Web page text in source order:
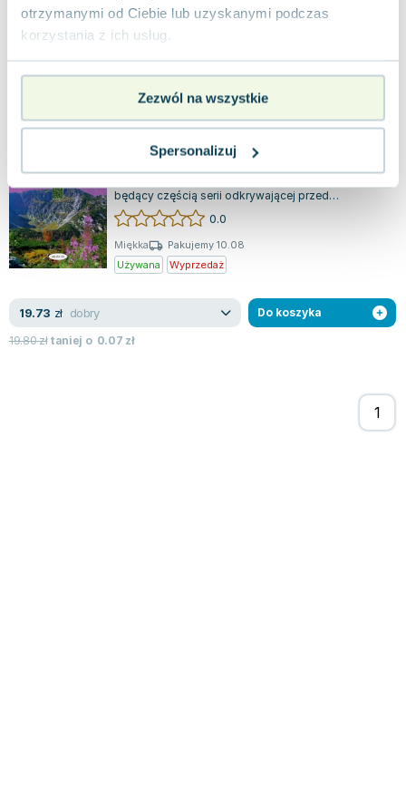
otrzymanymi od Ciebie lub uzyskanymi podczas
korzystania z ich usług.
Zezwól na wszystkie
Spersonalizuj
Miękka
Pakujemy 10.08
Używana
2.98zł widoczne ślady używania
zł
Do koszyka
Szlakiem Sudeckim. Przewodnik
turystyczny
2010| Robert Szewczyk
będący częścią serii odkrywającej przed
czytelnikami interesujące tematyczne trasy...
0.0
Miękka
Pakujemy 10.08
Używana
Wyprzedaż
19.73 zł dobry
19.80złtaniej o 0.07 zł
Do koszyka